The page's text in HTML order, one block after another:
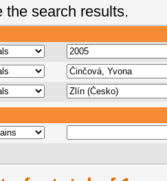
the search results.